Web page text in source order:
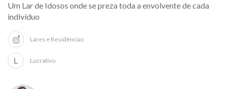
Um Lar de Idosos onde se preza toda a envolvente de cada
indivíduo
Lares e Residências
L Lucrativo